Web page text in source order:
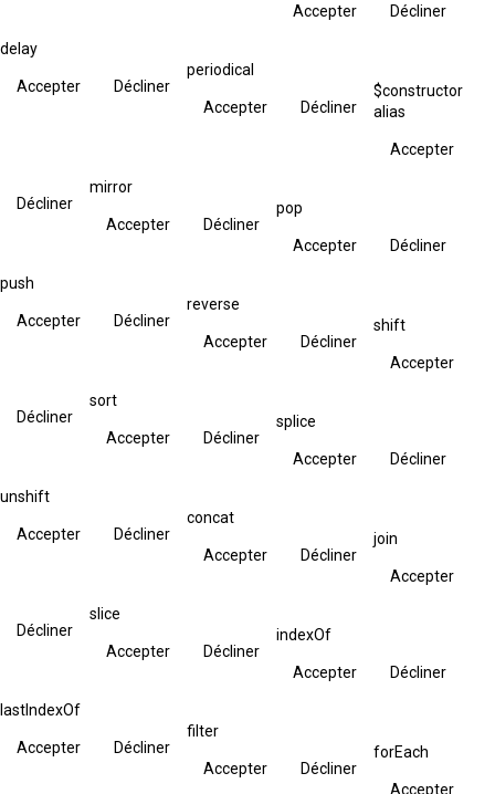
Accepter Décliner
delay
Accepter Décliner
periodical
Accepter Décliner
$constructor
alias
Accepter
Décliner
mirror
Accepter Décliner
pop
Accepter Décliner
push
Accepter Décliner
reverse
Accepter Décliner
shift
Accepter
Décliner
sort
Accepter Décliner
splice
Accepter Décliner
unshift
Accepter Décliner
concat
Accepter Décliner
join
Accepter
Décliner
slice
Accepter Décliner
indexOf
Accepter Décliner
lastIndexOf
Accepter Décliner
filter
Accepter Décliner
forEach
Accepter